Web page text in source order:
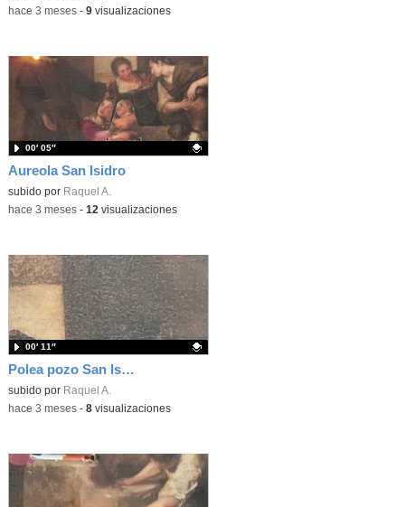
-hace 3 meses- 9visualizaciones
Aureola San Isidro
Contenido educativo.
subido por Raquel A.
00′ 05″
-hace 3 meses- 12 visualizaciones
Polea pozo San Isidro
Contenido educativo.
subido por Raquel A.
00′ 11″
-hace 3 meses- 8visualizaciones